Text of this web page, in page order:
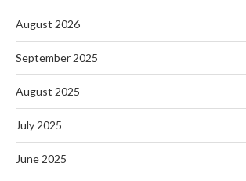
August 2026
September 2025
August 2025
July 2025
June 2025